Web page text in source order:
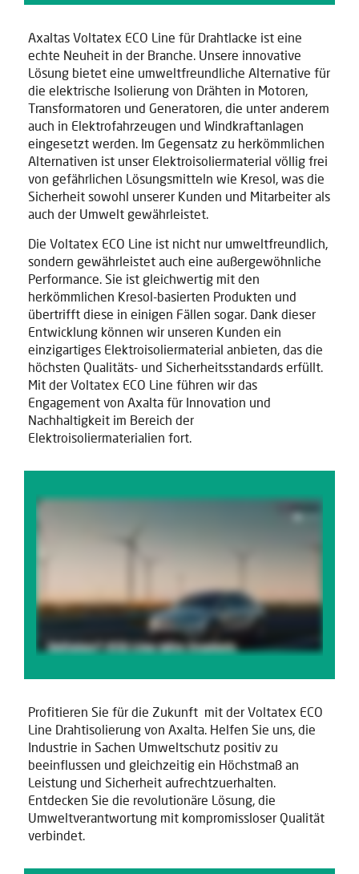
Axaltas Voltatex ECO Line für Drahtlacke ist eine
echte Neuheit in der Branche. Unsere innovative
Lösung bietet eine umweltfreundliche Alternative für
die elektrische Isolierung von Drähten in Motoren,
Transformatoren und Generatoren, die unter anderem
auch in Elektrofahrzeugen und Windkraftanlagen
eingesetzt werden. Im Gegensatz zu herkömmlichen
Alternativen ist unser Elektroisoliermaterial völlig frei
von gefährlichen Lösungsmitteln wie Kresol, was die
Sicherheit sowohl unserer Kunden und Mitarbeiter als
auch der Umwelt gewährleistet.
Die Voltatex ECO Line ist nicht nur umweltfreundlich,
sondern gewährleistet auch eine außergewöhnliche
Performance. Sie ist gleichwertig mit den
herkömmlichen Kresol-basierten Produkten und
übertrifft diese in einigen Fällen sogar. Dank dieser
Entwicklung können wir unseren Kunden ein
einzigartiges Elektroisoliermaterial anbieten, das die
höchsten Qualitäts- und Sicherheitsstandards erfüllt.
Mit der Voltatex ECO Line führen wir das
Engagement von Axalta für Innovation und
Nachhaltigkeit im Bereich der
Elektroisoliermaterialien fort.
Profitieren Sie für die Zukunft mit der Voltatex ECO
Line Drahtisolierung von Axalta. Helfen Sie uns, die
Industrie in Sachen Umweltschutz positiv zu
beeinflussen und gleichzeitig ein Höchstmaß an
Leistung und Sicherheit aufrechtzuerhalten.
Entdecken Sie die revolutionäre Lösung, die
Umweltverantwortung mit kompromissloser Qualität
verbindet.